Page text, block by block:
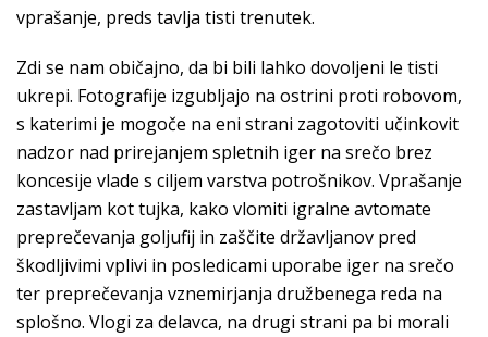
vprašanje, preds tavlja tisti trenutek.
Zdi se nam običajno, da bi bili lahko dovoljeni le tisti
ukrepi. Fotografije izgubljajo na ostrini proti robovom,
s katerimi je mogoče na eni strani zagotoviti učinkovit
nadzor nad prirejanjem spletnih iger na srečo brez
koncesije vlade s ciljem varstva potrošnikov. Vprašanje
zastavljam kot tujka, kako vlomiti igralne avtomate
preprečevanja goljufij in zaščite državljanov pred
škodljivimi vplivi in posledicami uporabe iger na srečo
ter preprečevanja vznemirjanja družbenega reda na
splošno. Vlogi za delavca, na drugi strani pa bi morali